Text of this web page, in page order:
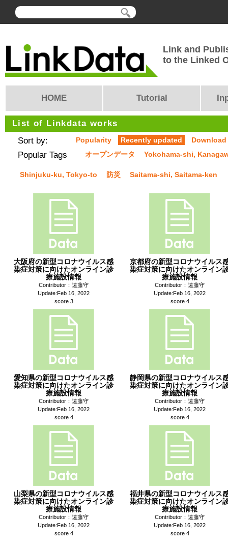
Link and
to the Linked
HOME Tutorial
List of Linkdata works
Sort by:
Popularity Recently updated
Popular Tags オープンデータ Yokohama-shi,
Shinjuku-ku, Tokyo-to 防災 Saitama-shi, Saitama-ken
大阪府の新型コロナウイルス感
染症対策に向けたオンライン診
療施設情報
Contributor：遠藤守
Update:Feb 16, 2022
score 3
京都府の新型コロナウイルス
染症対策に向けたオンライン
療施設情報
Contributor：遠藤守
Update:Feb 16, 2022
score 4
愛知県の新型コロナウイルス感
染症対策に向けたオンライン診
療施設情報
Contributor：遠藤守
Update:Feb 16, 2022
score 4
静岡県の新型コロナウイルス
染症対策に向けたオンライン
療施設情報
Contributor：遠藤守
Update:Feb 16, 2022
score 4
山梨県の新型コロナウイルス感
染症対策に向けたオンライン診
療施設情報
Contributor：遠藤守
Update:Feb 16, 2022
score 4
福井県の新型コロナウイルス
染症対策に向けたオンライン
療施設情報
Contributor：遠藤守
Update:Feb 16, 2022
score 4